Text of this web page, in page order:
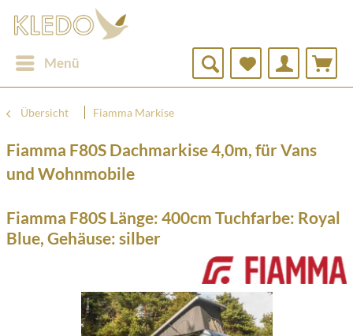
Menü
Übersicht Fiamma Markise
Fiamma F80S Dachmarkise 4,0m, für Vans
und Wohnmobile
Fiamma F80S Länge: 400cm Tuchfarbe: Royal
Blue, Gehäuse: silber